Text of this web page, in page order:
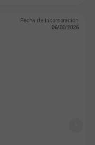
Fecha de Incorporación
06/03/2026